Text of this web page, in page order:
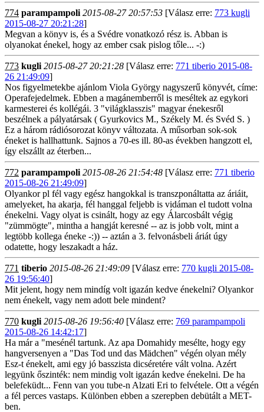
774 parampampoli 2015-08-27 20:57:53 [Válasz erre: 773 kugli
2015-08-27 20:21:28]
Megvan a könyv is, és a Svédre vonatkozó rész is. Abban is
olyanokat énekel, hogy az ember csak pislog tőle... -:)
773 kugli 2015-08-27 20:21:28 [Válasz erre: 771 tiberio 2015-08-
26 21:49:09]
Nos figyelmetekbe ajánlom Viola György nagyszerű könyvét, címe:
Operafejedelmek. Ebben a magánemberről is meséltek az egykori
karmesterei és kollégái. 3 "világklasszis" magyar énekesről
beszélnek a pályatársak ( Gyurkovics M., Székely M. és Svéd S. )
Ez a három rádiósorozat könyv változata. A műsorban sok-sok
éneket is hallhattunk. Sajnos a 70-es ill. 80-as években hangzott el,
így elszállt az éterben...
772 parampampoli 2015-08-26 21:54:48 [Válasz erre: 771 tiberio
2015-08-26 21:49:09]
Olyankor pl fél vagy egész hangokkal is transzponáltatta az áriáit,
amelyeket, ha akarja, fél hanggal feljebb is vidáman el tudott volna
énekelni. Vagy olyat is csinált, hogy az egy Álarcosbált végig
"zümmögte", mintha a hangját keresné -- az is jobb volt, mint a
legtöbb kollega éneke -:)) -- aztán a 3. felvonásbeli áriát úgy
odatette, hogy leszakadt a ház.
771 tiberio 2015-08-26 21:49:09 [Válasz erre: 770 kugli 2015-08-
26 19:56:40]
Mit jelent, hogy nem mindíg volt igazán kedve énekelni? Olyankor
nem énekelt, vagy nem adott bele mindent?
770 kugli 2015-08-26 19:56:40 [Válasz erre: 769 parampampoli
2015-08-26 14:42:17]
Ha már a "mesénél tartunk. Az apa Domahidy mesélte, hogy egy
hangversenyen a "Das Tod und das Mädchen" végén olyan mély
Esz-t énekelt, ami egy jó basszista dicséretére vált volna. Azért
legyünk őszinték: nem mindig volt igazán kedve énekelni. De ha
belefeküdt... Fenn van you tube-n Alzati Eri to felvétele. Ott a végén
a fél perces vastaps. Különben ebben a szerepben debütált a MET-
ben.